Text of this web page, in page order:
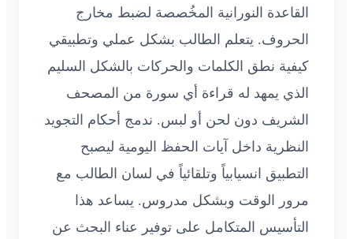
القاعدة النورانية المخُصصة لضبط مخارج
الحروف. يتعلم الطالب بشكل عملي وتطبيقي
كيفية نطق الكلمات والحركات بالشكل السليم
الذي يمهد له قراءة أي سورة من المصحف
الشريف دون لحن أو لبس. ندمج أحكام التجويد
النظرية داخل آيات الحفظ اليومية ليصبح
التطبيق انسيابياً وتلقائياً في لسان الطالب مع
مرور الوقت وبشكل مدروس. يساعد هذا
التأسيس المتكامل على توفير عناء البحث عن